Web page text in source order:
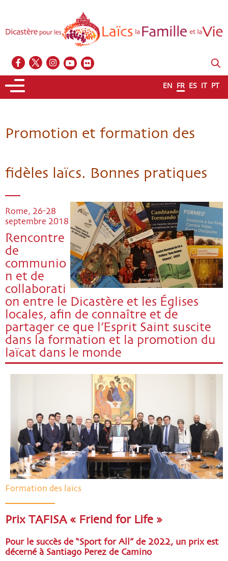
EN FR ES IT PT
Promotion et formation des
fidèles laïcs. Bonnes pratiques
Rome, 26-28
septembre 2018
Rencontre
de
communio
n et de
collaborati
on entre le Dicastère et les Églises
locales, afin de connaître et de
partager ce que l’Esprit Saint suscite
dans la formation et la promotion du
laïcat dans le monde
Formation des laïcs
Prix TAFISA « Friend for Life »
Pour le succès de “Sport for All” de 2022, un prix est
décerné à Santiago Perez de Camino